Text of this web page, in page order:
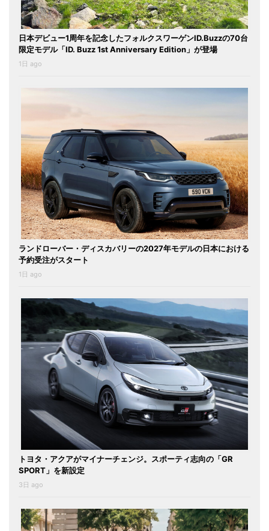
日本デビュー1周年を記念したフォルクスワーゲンID.Buzzの70台
限定モデル「ID. Buzz 1st Anniversary Edition」が登場
1日 ago
ランドローバー・ディスカバリーの2027年モデルの日本における
予約受注がスタート
1日 ago
トヨタ・アクアがマイナーチェンジ。スポーティ志向の「GR
SPORT」を新設定
3日 ago